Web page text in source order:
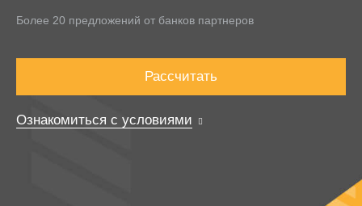
Более 20 предложений от банков партнеров
Рассчитать
Ознакомиться с условиями